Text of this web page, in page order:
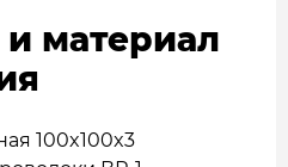
материал
100x100x3